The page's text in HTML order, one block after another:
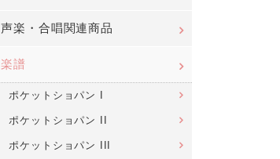
声楽・合唱関連商品
楽譜
ポケットショパン I
ポケットショパン II
ポケットショパン III